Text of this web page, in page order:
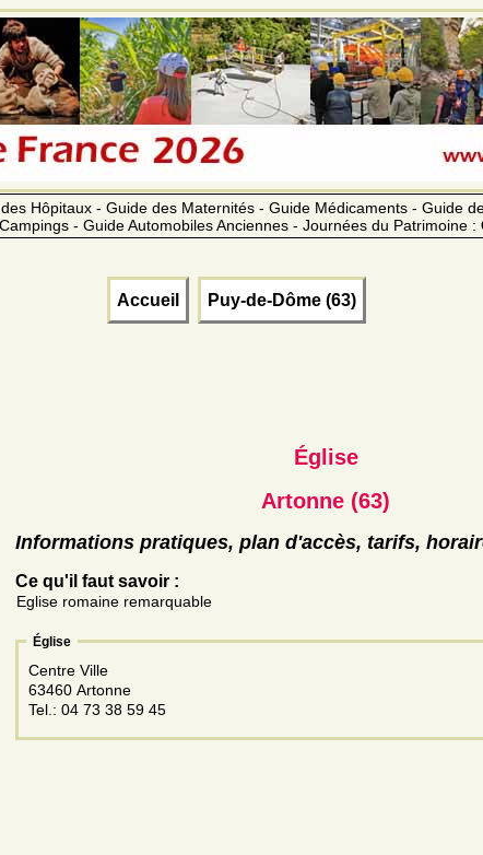
Hôpitaux - Guide des Maternités - Guide Médicaments - Guide
- Guide Automobiles Anciennes - Journées du Patrimoine :
Accueil Puy-de-Dôme (63)
Église
Artonne (63)
Informations pratiques, plan d'accès, tarifs,
Ce qu'il faut savoir :
Eglise romaine remarquable
Église
Centre Ville
63460 Artonne
Tel.: 04 73 38 59 45